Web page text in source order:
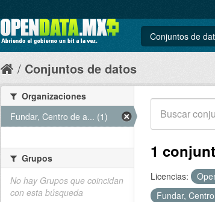
Conjuntos de
Conjuntos de datos
1
Licencias:
Fundar,
Organizaciones
Fundar, Centro de a... (1)
Grupos
No hay Grupos que coincidan
con esta búsqueda